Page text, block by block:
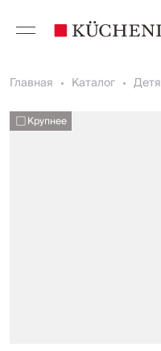
Главная Каталог
Крупнее